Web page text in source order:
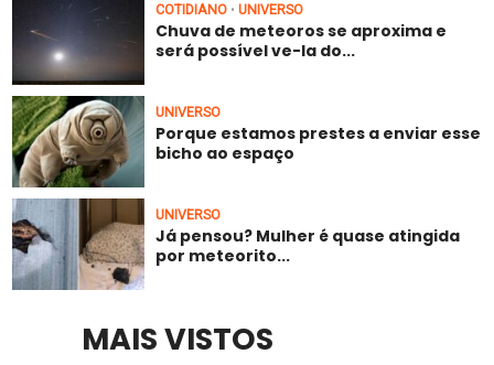
COTIDIANO • UNIVERSO
Chuva de meteoros se aproxima e
será possível ve-la do...
UNIVERSO
Porque estamos prestes a enviar esse
bicho ao espaço
UNIVERSO
Já pensou? Mulher é quase atingida
por meteorito...
MAIS VISTOS